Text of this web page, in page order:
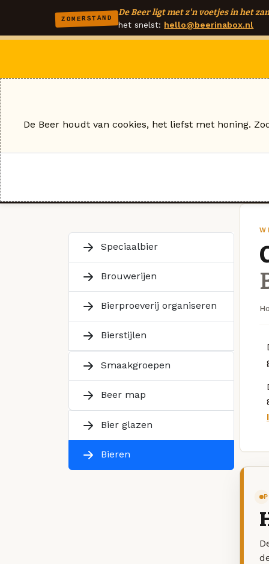
ZOMERSTAND
De Beer ligt met z'n voetjes in het
het snelst: hello@beerinabox.nl
Speciaalbier
Brouwerijen
Bierproeverij organiseren
Bierstijlen
Smaakgroepen
Beer map
Bier glazen
Bieren
De Beer houdt van cookies, het liefst met honing.